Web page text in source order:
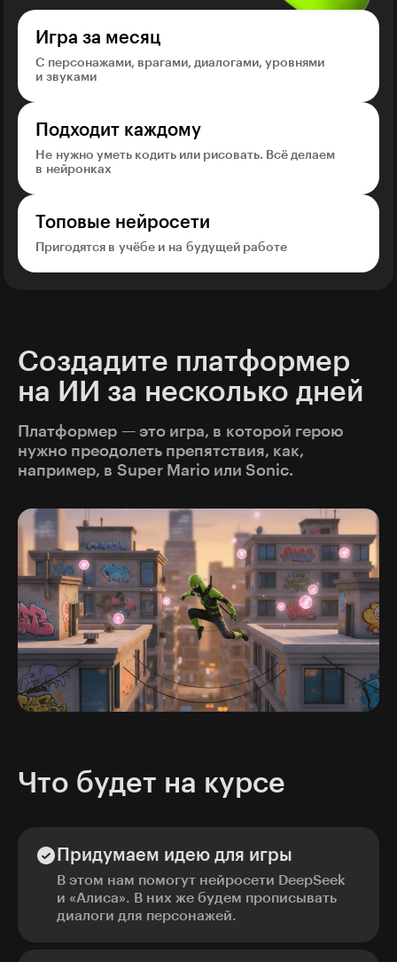
Игра за месяц
С персонажами, врагами, диалогами, уровнями
и звуками
Подходит каждому
Не нужно уметь кодить или рисовать. Всё делаем
в нейронках
Топовые нейросети
Пригодятся в учёбе и на будущей работе
Создадите платформер
на ИИ за несколько дней
Платформер — это игра, в которой герою
нужно преодолеть препятствия, как,
например, в Super Mario или Sonic.
Что будет на курсе
Придумаем идею для игры
В этом нам помогут нейросети DeepSeek
и «Алиса». В них же будем прописывать
диалоги для персонажей.